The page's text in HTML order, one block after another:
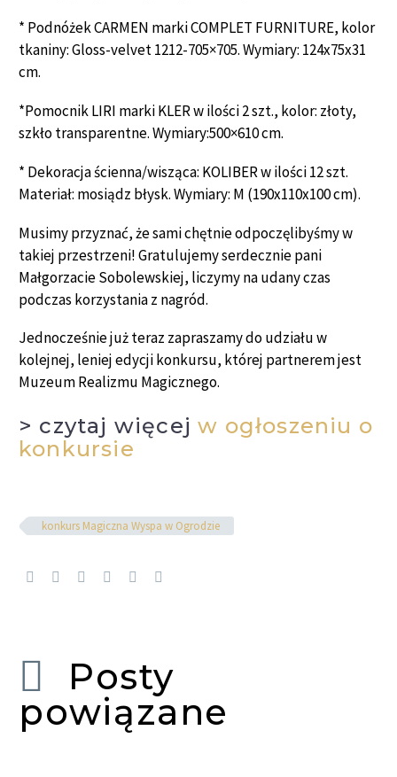
* Podnóżek CARMEN marki COMPLET FURNITURE, kolor
tkaniny: Gloss-velvet 1212-705×705. Wymiary: 124x75x31
cm.
*Pomocnik LIRI marki KLER w ilości 2 szt., kolor: złoty,
szkło transparentne. Wymiary:500×610 cm.
* Dekoracja ścienna/wisząca: KOLIBER w ilości 12 szt.
Materiał: mosiądz błysk. Wymiary: M (190x110x100 cm).
Musimy przyznać, że sami chętnie odpoczęlibyśmy w
takiej przestrzeni! Gratulujemy serdecznie pani
Małgorzacie Sobolewskiej, liczymy na udany czas
podczas korzystania z nagród.
Jednocześnie już teraz zapraszamy do udziału w
kolejnej, leniej edycji konkursu, której partnerem jest
Muzeum Realizmu Magicznego.
> czytaj więcejw ogłoszeniu o
konkursie
konkurs Magiczna Wyspa w Ogrodzie
Posty
powiązane